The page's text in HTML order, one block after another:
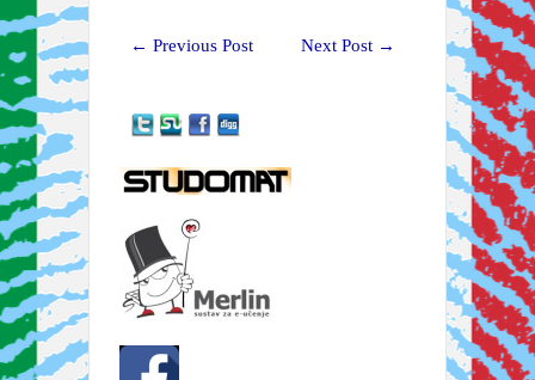
← Previous Post Next Post →